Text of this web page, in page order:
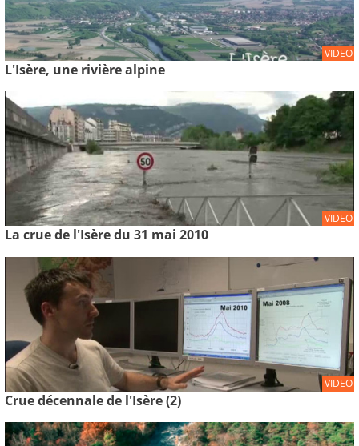
VIDEO
L'Isère, une rivière alpine
VIDEO
La crue de l'Isère du 31 mai 2010
VIDEO
Crue décennale de l'Isère (2)